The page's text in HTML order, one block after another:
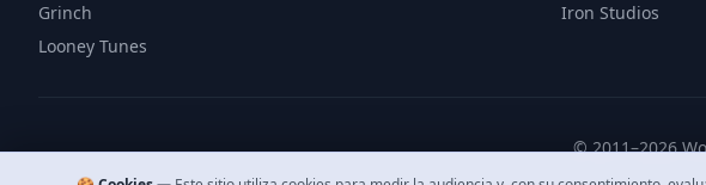
Grinch
Looney Tunes
Iron Studios
© 2011–2026